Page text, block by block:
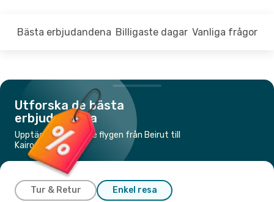
Bästa erbjudandena Billigaste dagar Vanliga frågor
Utforska de bästa
erbjudandena
Upptäck de billigaste flygen från Beirut till
Kairo
Tur & Retur Enkel resa